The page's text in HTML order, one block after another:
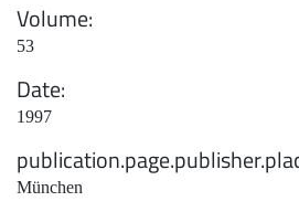
Volume
53
Date
1997
München